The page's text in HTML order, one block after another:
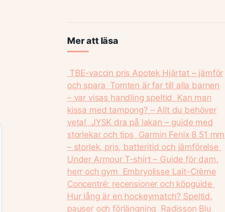
Mer att läsa
TBE-vaccin pris Apotek Hjärtat – jämför
och spara Tomten är far till alla barnen
– var visas handling speltid
Kan man
kissa med tampong? – Allt du behöver
veta!
JYSK dra på lakan – guide med
storlekar och tips Garmin Fenix 8 51 mm
– storlek, pris, batteritid och jämförelse
Under Armour T-shirt – Guide för dam,
herr och gym Embryolisse Lait-Crème
Concentré: recensioner och köpguide
Hur lång är en hockeymatch? Speltid,
pauser och förlängning Radisson Blu